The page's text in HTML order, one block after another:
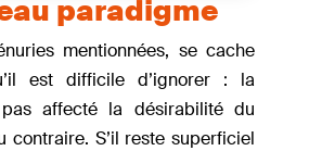
paradigme
mentionnées, se cache
est difficile d’ignorer : la
pas affecté la désirabilité du
contraire. S’il reste superficiel